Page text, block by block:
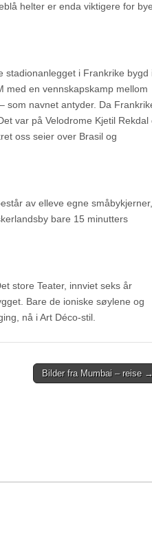
helter er enda viktigere for
stadionanlegget i Frankrike bygd
med en vennskapskamp mellom
som navnet antyder. Da
var på Velodrome Kjetil Rekdal
oss seier over Brasil og
av elleve egne småbykjerner,
bare 15 minutters
store Teater, innviet seks år
Bare de ioniske søylene og
nå i Art Déco-stil.
Bilder fra Mumbai – reise →